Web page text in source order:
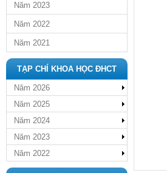
Năm 2023
Năm 2022
Năm 2021
TẠP CHÍ KHOA HỌC ĐHCT
Năm 2026
Năm 2025
Năm 2024
Năm 2023
Năm 2022